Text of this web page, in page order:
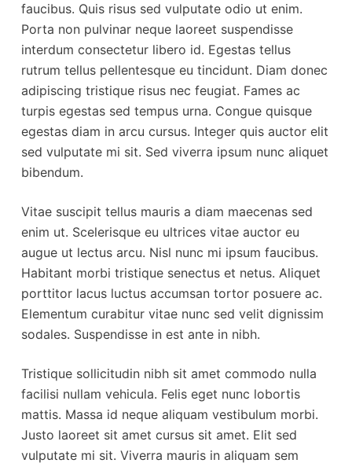
faucibus. Quis risus sed vulputate odio ut enim.
Porta non pulvinar neque laoreet suspendisse
interdum consectetur libero id. Egestas tellus
rutrum tellus pellentesque eu tincidunt. Diam donec
adipiscing tristique risus nec feugiat. Fames ac
turpis egestas sed tempus urna. Congue quisque
egestas diam in arcu cursus. Integer quis auctor elit
sed vulputate mi sit. Sed viverra ipsum nunc aliquet
bibendum.
Vitae suscipit tellus mauris a diam maecenas sed
enim ut. Scelerisque eu ultrices vitae auctor eu
augue ut lectus arcu. Nisl nunc mi ipsum faucibus.
Habitant morbi tristique senectus et netus. Aliquet
porttitor lacus luctus accumsan tortor posuere ac.
Elementum curabitur vitae nunc sed velit dignissim
sodales. Suspendisse in est ante in nibh.
Tristique sollicitudin nibh sit amet commodo nulla
facilisi nullam vehicula. Felis eget nunc lobortis
mattis. Massa id neque aliquam vestibulum morbi.
Justo laoreet sit amet cursus sit amet. Elit sed
vulputate mi sit. Viverra mauris in aliquam sem